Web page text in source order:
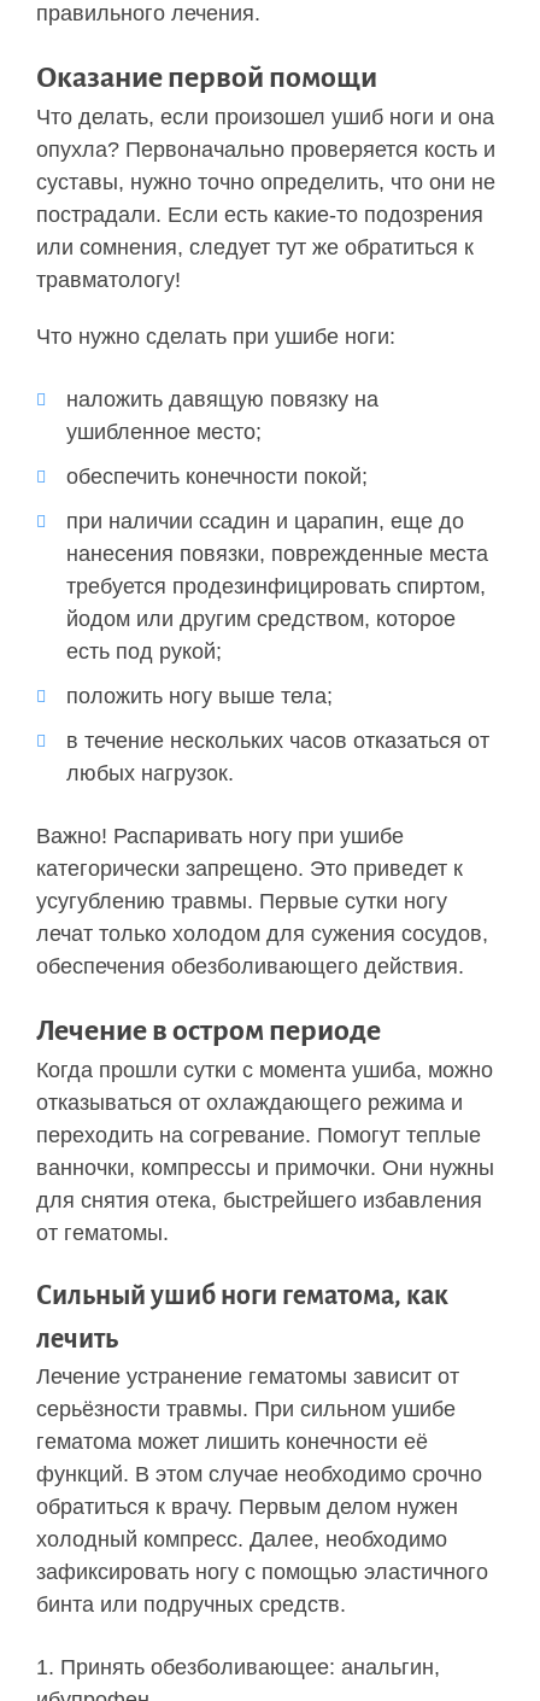
правильного лечения.
Оказание первой помощи
Что делать, если произошел ушиб ноги и она
опухла? Первоначально проверяется кость и
суставы, нужно точно определить, что они не
пострадали. Если есть какие-то подозрения
или сомнения, следует тут же обратиться к
травматологу!
Что нужно сделать при ушибе ноги:
наложить давящую повязку на
ушибленное место;
обеспечить конечности покой;
при наличии ссадин и царапин, еще до
нанесения повязки, поврежденные места
требуется продезинфицировать спиртом,
йодом или другим средством, которое
есть под рукой;
положить ногу выше тела;
в течение нескольких часов отказаться от
любых нагрузок.
Важно! Распаривать ногу при ушибе
категорически запрещено. Это приведет к
усугублению травмы. Первые сутки ногу
лечат только холодом для сужения сосудов,
обеспечения обезболивающего действия.
Лечение в остром периоде
Когда прошли сутки с момента ушиба, можно
отказываться от охлаждающего режима и
переходить на согревание. Помогут теплые
ванночки, компрессы и примочки. Они нужны
для снятия отека, быстрейшего избавления
от гематомы.
Сильный ушиб ноги гематома, как
лечить
Лечение устранение гематомы зависит от
серьёзности травмы. При сильном ушибе
гематома может лишить конечности её
функций. В этом случае необходимо срочно
обратиться к врачу. Первым делом нужен
холодный компресс. Далее, необходимо
зафиксировать ногу с помощью эластичного
бинта или подручных средств.
Принять обезболивающее: анальгин,